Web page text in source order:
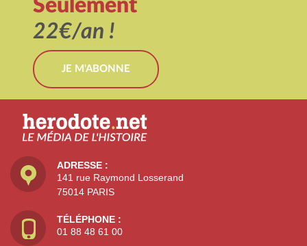
Seulement
22€/an !
JE M'ABONNE
ADRESSE :
141 rue Raymond Losserand
75014 PARIS
TÉLÉPHONE :
01 88 48 61 00